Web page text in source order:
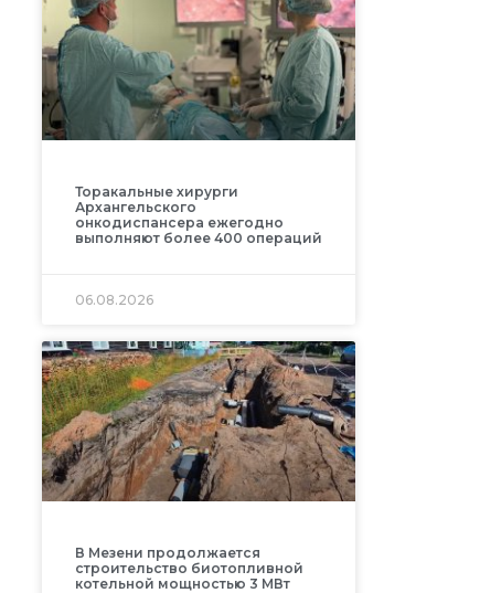
Торакальные хирурги
Архангельского
онкодиспансера ежегодно
выполняют более 400 операций
06.08.2026
В Мезени продолжается
строительство биотопливной
котельной мощностью 3 МВт